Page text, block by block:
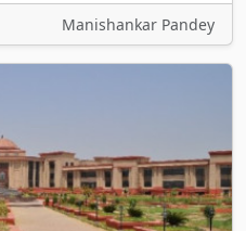
Manishankar Pandey